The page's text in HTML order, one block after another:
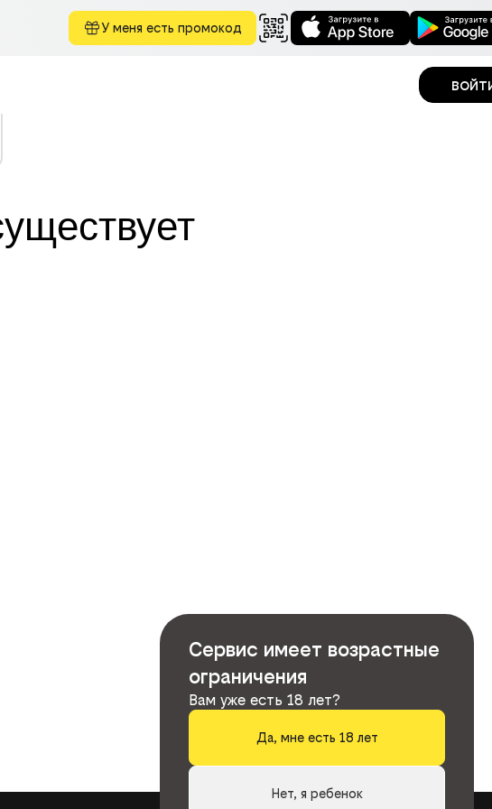
У меня есть промокод
Сервис имеет возрастные
ограничения
Вам уже есть 18 лет?
Да, мне есть 18 лет
Нет, я ребенок